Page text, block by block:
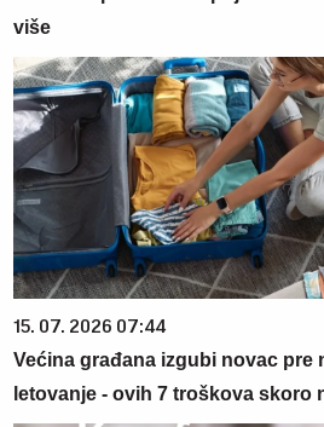
više
15. 07. 2026 07:44
Većina građana izgubi novac pre
letovanje - ovih 7 troškova skoro